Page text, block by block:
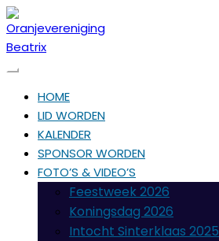
HOME
LID WORDEN
KALENDER
SPONSOR WORDEN
FOTO’S & VIDEO’S
Feestweek 2026
Koningsdag 2026
Intocht Sinterklaas 2025